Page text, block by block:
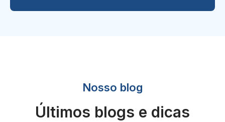
Nosso blog
Últimos blogs e dicas